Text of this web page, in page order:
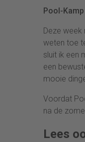
Pool-
Deze week
weten toe
sluit ik een
een
mooie
Voordat
na de
Lees